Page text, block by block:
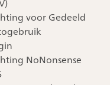
voor Gedeeld
NoNonsense